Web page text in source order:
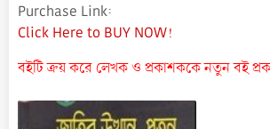
Purchase Link
Click Here to BUY NOW!
বইটি ক্রয় করে লেখক ও প্রকাশককে নতুন বই